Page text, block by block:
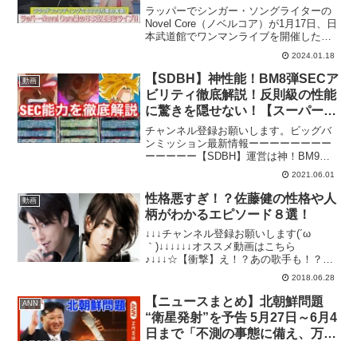
日)
ラッパーでシンガー・ソングライターの
Novel Core（ノベルコア）が1月17日、日
本武道館でワンマンライブを開催した。
Novel Coreは、念願の日本武道館での初
ライブを納得いく演出にするため行った
クラウドファンディングで総額4000...
2024.01.18
動画
【SDBH】神性能！BM8弾SECア
ビリティ徹底解説！反則級の性能
に驚きを隠せない！【スーパード
ラゴンボールヒーローズ ビッグ
バンミッション8弾SEC】
チャンネル登録お願いします。ビッグバ
ンミッション最新情報ーーーーーーーー
ーーーーー【SDBH】運営は神！BM9弾
で原作再現SECが復刻されるぞ！久しぶ
りの当たるとすっげぇぞ！【スーパード
ラゴンボールヒーローズ ビッグバンミ
ッション9弾】【S...
2021.06.01
動画
性格悪すぎ！？佐藤健の性格や人
柄がわかるエピソード８選！
↓↓↓チャンネル登録お願いします(´ω
｀)↓↓↓↓↓↓オススメ動画はこちら
♪↓↓↓☆【衝撃】え！？あの歌手も！？A●
女優に転身した芸能人まとめ！☆ヤバイ
事をして干された芸能人まとめ！☆【衝
撃】ベッド写真が流出した芸能人まと
め！☆【衝撃】元芸...
2018.06.28
ANN
【ニュースまとめ】北朝鮮問題
“衛星発射”を予告 5月27日～6月4
日まで「不測の事態に備え、万全